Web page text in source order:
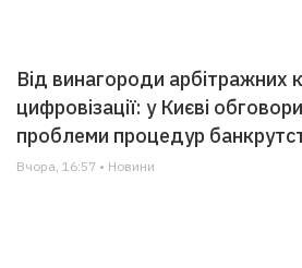
Від винагороди арбітражних
цифровізації: у Києві
проблеми процедур
Вчора, 16:57 • Новини